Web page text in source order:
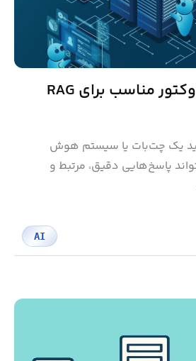
چگونه دیتابیس وکتور مناسب برای RAG
یک چت‌بات یا سیستم هوش
پاسخ‌هایی دقیق، مرتبط و
AI